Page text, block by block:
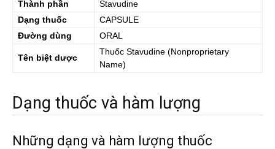
Thành phần
Stavudine
Dạng thuốc
CAPSULE
Đường dùng
ORAL
Tên biệt dược
Thuốc Stavudine (Nonproprietary
Name)
Dạng thuốc và hàm lượng
Những dạng và hàm lượng thuốc